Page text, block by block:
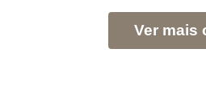
Ver mais